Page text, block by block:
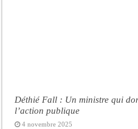
Déthié Fall : Un ministre qui
l’action publique
4 novembre 2025